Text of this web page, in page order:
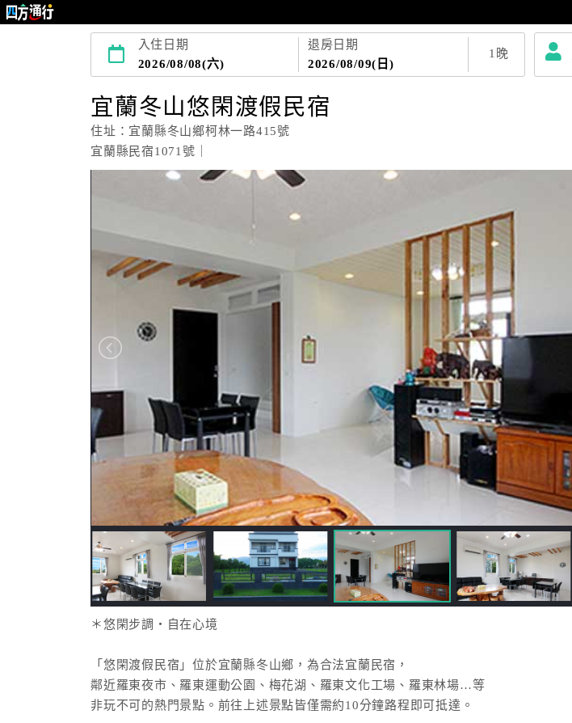
入住日期
2026/08/08(六)
退房日期
2026/08/09(日)
1 晚
宜蘭冬山悠閑渡假民宿
住址：宜蘭縣冬山鄉柯林一路415號
宜蘭縣民宿1071號｜
＊悠閑步調‧自在心境
「悠閑渡假民宿」位於宜蘭縣冬山鄉，為合法宜蘭民宿，
鄰近羅東夜市、羅東運動公園、梅花湖、羅東文化工場、羅東林場…等
非玩不可的熱門景點。前往上述景點皆僅需約10分鐘路程即可抵達。